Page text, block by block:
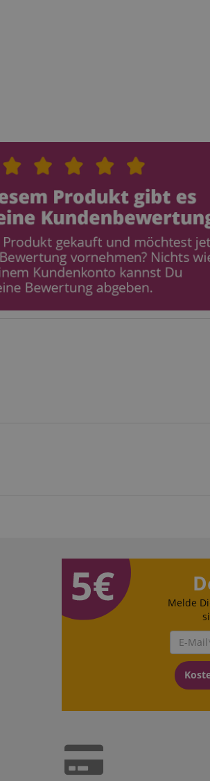
Melde
were clicked, on which page he was the last time, etc.).
Google-Datenschutzerklärung